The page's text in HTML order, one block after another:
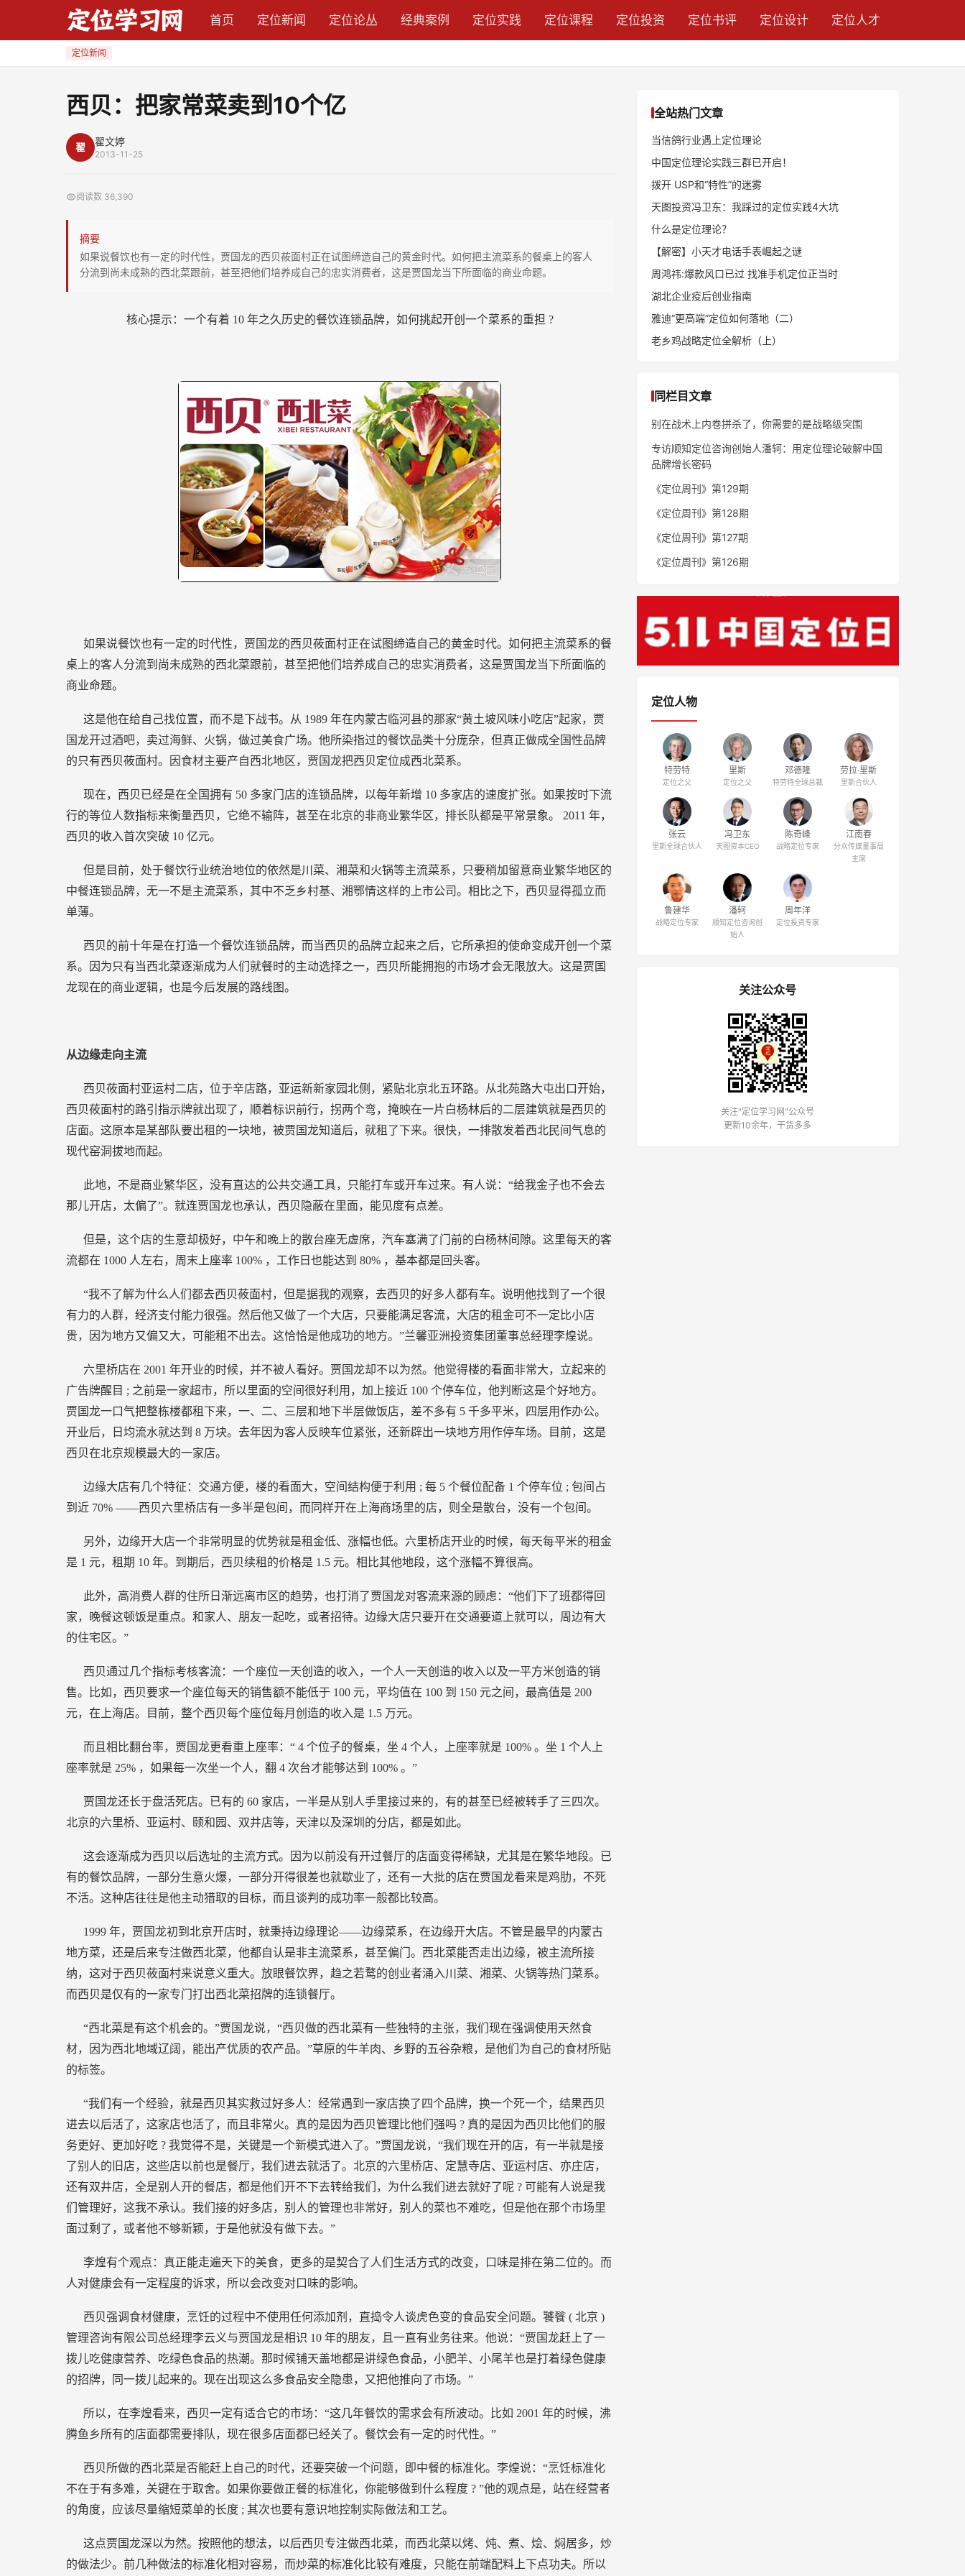
首页 定位新闻 定位论丛 经典案例 定位实践 定位课程 定位投资 定位书评 定位设计 定位人才
定位新闻
西贝：把家常菜卖到10个亿
翟 翟文婷
2013-11-25
阅读数 36,390
摘要
如果说餐饮也有一定的时代性，贾国龙的西贝莜面村正在试图缔造自己的黄金时代。如何把主流菜系的餐桌上的客人
分流到尚未成熟的西北菜跟前，甚至把他们培养成自己的忠实消费者，这是贾国龙当下所面临的商业命题。
核心提示：一个有着 10 年之久历史的餐饮连锁品牌，如何挑起开创一个菜系的重担 ?
如果说餐饮也有一定的时代性，贾国龙的西贝莜面村正在试图缔造自己的黄金时代。如何把主流菜系的餐
桌上的客人分流到尚未成熟的西北菜跟前，甚至把他们培养成自己的忠实消费者，这是贾国龙当下所面临的
商业命题。
这是他在给自己找位置，而不是下战书。从 1989 年在内蒙古临河县的那家“黄土坡风味小吃店”起家，贾
国龙开过酒吧，卖过海鲜、火锅，做过美食广场。他所染指过的餐饮品类十分庞杂，但真正做成全国性品牌
的只有西贝莜面村。因食材主要产自西北地区，贾国龙把西贝定位成西北菜系。
现在，西贝已经是在全国拥有 50 多家门店的连锁品牌，以每年新增 10 多家店的速度扩张。如果按时下流
行的等位人数指标来衡量西贝，它绝不输阵，甚至在北京的非商业繁华区，排长队都是平常景象。 2011 年，
西贝的收入首次突破 10 亿元。
但是目前，处于餐饮行业统治地位的依然是川菜、湘菜和火锅等主流菜系，只要稍加留意商业繁华地区的
中餐连锁品牌，无一不是主流菜系，其中不乏乡村基、湘鄂情这样的上市公司。相比之下，西贝显得孤立而
单薄。
西贝的前十年是在打造一个餐饮连锁品牌，而当西贝的品牌立起来之后，它所承担的使命变成开创一个菜
系。因为只有当西北菜逐渐成为人们就餐时的主动选择之一，西贝所能拥抱的市场才会无限放大。这是贾国
龙现在的商业逻辑，也是今后发展的路线图。
从边缘走向主流
西贝莜面村亚运村二店，位于辛店路，亚运新新家园北侧，紧贴北京北五环路。从北苑路大屯出口开始，
西贝莜面村的路引指示牌就出现了，顺着标识前行，拐两个弯，掩映在一片白杨林后的二层建筑就是西贝的
店面。这原本是某部队要出租的一块地，被贾国龙知道后，就租了下来。很快，一排散发着西北民间气息的
现代窑洞拔地而起。
此地，不是商业繁华区，没有直达的公共交通工具，只能打车或开车过来。有人说：“给我金子也不会去
那儿开店，太偏了”。就连贾国龙也承认，西贝隐蔽在里面，能见度有点差。
但是，这个店的生意却极好，中午和晚上的散台座无虚席，汽车塞满了门前的白杨林间隙。这里每天的客
流都在 1000 人左右，周末上座率 100% ，工作日也能达到 80% ，基本都是回头客。
“我不了解为什么人们都去西贝莜面村，但是据我的观察，去西贝的好多人都有车。说明他找到了一个很
有力的人群，经济支付能力很强。然后他又做了一个大店，只要能满足客流，大店的租金可不一定比小店
贵，因为地方又偏又大，可能租不出去。这恰恰是他成功的地方。”兰馨亚洲投资集团董事总经理李煌说。
六里桥店在 2001 年开业的时候，并不被人看好。贾国龙却不以为然。他觉得楼的看面非常大，立起来的
广告牌醒目 ; 之前是一家超市，所以里面的空间很好利用，加上接近 100 个停车位，他判断这是个好地方。
贾国龙一口气把整栋楼都租下来，一、二、三层和地下半层做饭店，差不多有 5 千多平米，四层用作办公。
开业后，日均流水就达到 8 万块。去年因为客人反映车位紧张，还新辟出一块地方用作停车场。目前，这是
西贝在北京规模最大的一家店。
边缘大店有几个特征：交通方便，楼的看面大，空间结构便于利用 ; 每 5 个餐位配备 1 个停车位 ; 包间占
到近 70% ——西贝六里桥店有一多半是包间，而同样开在上海商场里的店，则全是散台，没有一个包间。
另外，边缘开大店一个非常明显的优势就是租金低、涨幅也低。六里桥店开业的时候，每天每平米的租金
是 1 元，租期 10 年。到期后，西贝续租的价格是 1.5 元。相比其他地段，这个涨幅不算很高。
此外，高消费人群的住所日渐远离市区的趋势，也打消了贾国龙对客流来源的顾虑：“他们下了班都得回
家，晚餐这顿饭是重点。和家人、朋友一起吃，或者招待。边缘大店只要开在交通要道上就可以，周边有大
的住宅区。”
西贝通过几个指标考核客流：一个座位一天创造的收入，一个人一天创造的收入以及一平方米创造的销
售。比如，西贝要求一个座位每天的销售额不能低于 100 元，平均值在 100 到 150 元之间，最高值是 200
元，在上海店。目前，整个西贝每个座位每月创造的收入是 1.5 万元。
而且相比翻台率，贾国龙更看重上座率：“ 4 个位子的餐桌，坐 4 个人，上座率就是 100% 。坐 1 个人上
座率就是 25% ，如果每一次坐一个人，翻 4 次台才能够达到 100% 。”
贾国龙还长于盘活死店。已有的 60 家店，一半是从别人手里接过来的，有的甚至已经被转手了三四次。
北京的六里桥、亚运村、颐和园、双井店等，天津以及深圳的分店，都是如此。
这会逐渐成为西贝以后选址的主流方式。因为以前没有开过餐厅的店面变得稀缺，尤其是在繁华地段。已
有的餐饮品牌，一部分生意火爆，一部分开得很差也就歇业了，还有一大批的店在贾国龙看来是鸡肋，不死
不活。这种店往往是他主动猎取的目标，而且谈判的成功率一般都比较高。
1999 年，贾国龙初到北京开店时，就秉持边缘理论——边缘菜系，在边缘开大店。不管是最早的内蒙古
地方菜，还是后来专注做西北菜，他都自认是非主流菜系，甚至偏门。西北菜能否走出边缘，被主流所接
纳，这对于西贝莜面村来说意义重大。放眼餐饮界，趋之若鹜的创业者涌入川菜、湘菜、火锅等热门菜系。
而西贝是仅有的一家专门打出西北菜招牌的连锁餐厅。
“西北菜是有这个机会的。”贾国龙说，“西贝做的西北菜有一些独特的主张，我们现在强调使用天然食
材，因为西北地域辽阔，能出产优质的农产品。”草原的牛羊肉、乡野的五谷杂粮，是他们为自己的食材所贴
的标签。
“我们有一个经验，就是西贝其实救过好多人：经常遇到一家店换了四个品牌，换一个死一个，结果西贝
进去以后活了，这家店也活了，而且非常火。真的是因为西贝管理比他们强吗 ? 真的是因为西贝比他们的服
务更好、更加好吃 ? 我觉得不是，关键是一个新模式进入了。”贾国龙说，“我们现在开的店，有一半就是接
了别人的旧店，这些店以前也是餐厅，我们进去就活了。北京的六里桥店、定慧寺店、亚运村店、亦庄店，
还有双井店，全是别人开的餐店，都是他们开不下去转给我们，为什么我们进去就好了呢 ? 可能有人说是我
们管理好，这我不承认。我们接的好多店，别人的管理也非常好，别人的菜也不难吃，但是他在那个市场里
面过剩了，或者他不够新颖，于是他就没有做下去。”
李煌有个观点：真正能走遍天下的美食，更多的是契合了人们生活方式的改变，口味是排在第二位的。而
人对健康会有一定程度的诉求，所以会改变对口味的影响。
西贝强调食材健康，烹饪的过程中不使用任何添加剂，直捣令人谈虎色变的食品安全问题。饕餮 ( 北京 )
管理咨询有限公司总经理李云义与贾国龙是相识 10 年的朋友，且一直有业务往来。他说：“贾国龙赶上了一
拨儿吃健康营养、吃绿色食品的热潮。那时候铺天盖地都是讲绿色食品，小肥羊、小尾羊也是打着绿色健康
的招牌，同一拨儿起来的。现在出现这么多食品安全隐患，又把他推向了市场。”
所以，在李煌看来，西贝一定有适合它的市场：“这几年餐饮的需求会有所波动。比如 2001 年的时候，沸
腾鱼乡所有的店面都需要排队，现在很多店面都已经关了。餐饮会有一定的时代性。”
西贝所做的西北菜是否能赶上自己的时代，还要突破一个问题，即中餐的标准化。李煌说：“烹饪标准化
不在于有多难，关键在于取舍。如果你要做正餐的标准化，你能够做到什么程度 ? ”他的观点是，站在经营者
的角度，应该尽量缩短菜单的长度 ; 其次也要有意识地控制实际做法和工艺。
这点贾国龙深以为然。按照他的想法，以后西贝专注做西北菜，而西北菜以烤、炖、煮、烩、焖居多，炒
的做法少。前几种做法的标准化相对容易，而炒菜的标准化比较有难度，只能在前端配料上下点功夫。所以
全站热门文章
当信鸽行业遇上定位理论
中国定位理论实践三群已开启！
拨开 USP和“特性”的迷雾
天图投资冯卫东：我踩过的定位实践4大坑
什么是定位理论？
【解密】小天才电话手表崛起之谜
周鸿祎:爆款风口已过 找准手机定位正当时
湖北企业疫后创业指南
雅迪“更高端”定位如何落地（二）
老乡鸡战略定位全解析（上）
同栏目文章
别在战术上内卷拼杀了，你需要的是战略级突围
专访顺知定位咨询创始人潘轲：用定位理论破解中国
品牌增长密码
《定位周刊》第129期
《定位周刊》第128期
《定位周刊》第127期
《定位周刊》第126期
定位人物
特劳特
定位之父
里斯
定位之父
邓德隆
特劳特全球总裁
劳拉·里斯
里斯合伙人
张云
里斯全球合伙人
冯卫东
天图资本CEO
陈奇峰
战略定位专家
江南春
分众传媒董事局
主席
鲁建华
战略定位专家
潘轲
顺知定位咨询创
始人
周年洋
定位投资专家
关注公众号
关注"定位学习网"公众号
更新10余年，干货多多